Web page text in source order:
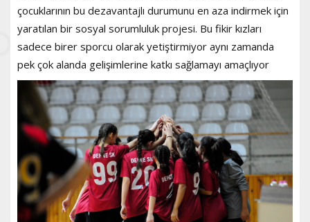
çocuklarının bu dezavantajlı durumunu en aza indirmek için
yaratılan bir sosyal sorumluluk projesi. Bu fikir kızları
sadece birer sporcu olarak yetiştirmiyor aynı zamanda
pek çok alanda gelişimlerine katkı sağlamayı amaçlıyor